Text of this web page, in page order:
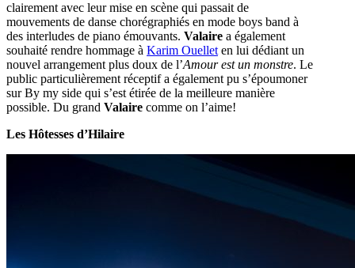
clairement avec leur mise en scène qui passait de
mouvements de danse chorégraphiés en mode boys band à
des interludes de piano émouvants. Valaire a également
souhaité rendre hommage à Karim Ouellet en lui dédiant un
nouvel arrangement plus doux de l’Amour est un monstre. Le
public particulièrement réceptif a également pu s’époumoner
sur By my side qui s’est étirée de la meilleure manière
possible. Du grand Valaire comme on l’aime!
Les Hôtesses d’Hilaire